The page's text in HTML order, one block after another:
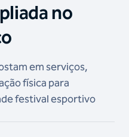
no
em serviços,
física para
festival esportivo